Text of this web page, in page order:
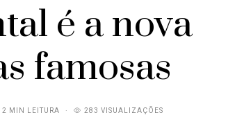
é a nova
famosas
2 MIN LEITURA 283 VISUALIZAÇÕES